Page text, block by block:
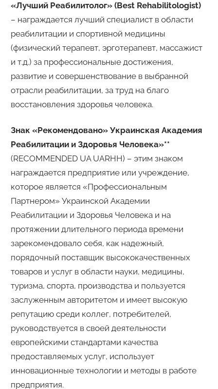
«Лучший Реабилитолог» (Best Rehabilitologist)
– награждается лучший специалист в области
реабилитации и спортивной медицины
(физический терапевт, эрготерапевт, массажист
и т.д.) за профессиональные достижения,
развитие и совершенствование в выбранной
отрасли реабилитации, за труд на благо
восстановления здоровья человека.
Знак «Рекомендовано» Украинская Академия
Реабилитации и Здоровья Человека»**
(RECOMMENDED UA UARHH) – этим знаком
награждается предприятие или учреждение,
которое является «Профессиональным
Партнером» Украинской Академии
Реабилитации и Здоровья Человека и на
протяжении длительного периода времени
зарекомендовало себя, как надежный,
порядочный поставщик высококачественных
товаров и услуг в области науки, медицины,
туризма, спорта, производства и пользуется
заслуженным авторитетом и имеет высокую
репутацию среди коллег, потребителей,
руководствуется в своей деятельности
европейскими стандартами качества
предоставляемых услуг, использует
инновационные технологии и методы в работе
предприятия.